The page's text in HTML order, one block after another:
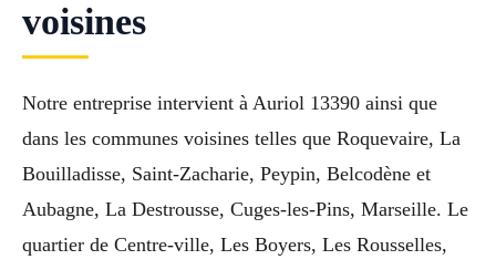
voisines
Notre entreprise intervient à Auriol 13390 ainsi que
dans les communes voisines telles que Roquevaire, La
Bouilladisse, Saint-Zacharie, Peypin, Belcodène et
Aubagne, La Destrousse, Cuges-les-Pins, Marseille. Le
quartier de Centre-ville, Les Boyers, Les Rousselles,